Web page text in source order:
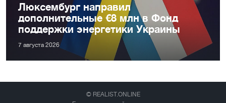
Люксембург направил
дополнительные €8 млн в Фонд
поддержки энергетики Украины
7 августа 2026
© REALIST.ONLINE